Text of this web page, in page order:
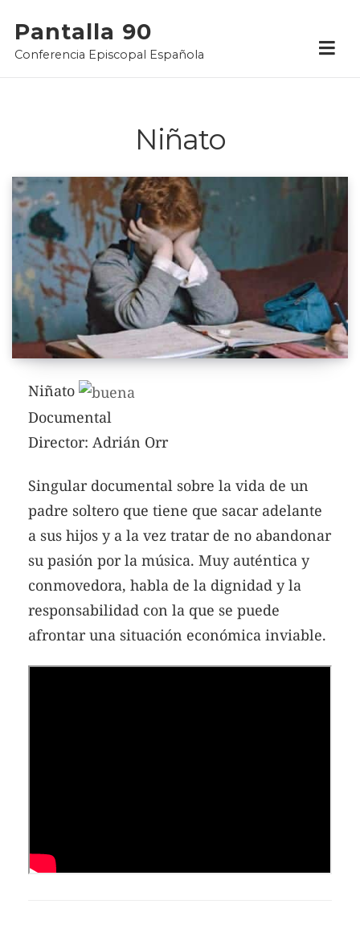
content
Pantalla 90
Conferencia Episcopal Española
Niñato
Niñato
Documental
Director: Adrián Orr
Singular documental sobre la vida de un
padre soltero que tiene que sacar adelante
a sus hijos y a la vez tratar de no abandonar
su pasión por la música. Muy auténtica y
conmovedora, habla de la dignidad y la
responsabilidad con la que se puede
afrontar una situación económica inviable.